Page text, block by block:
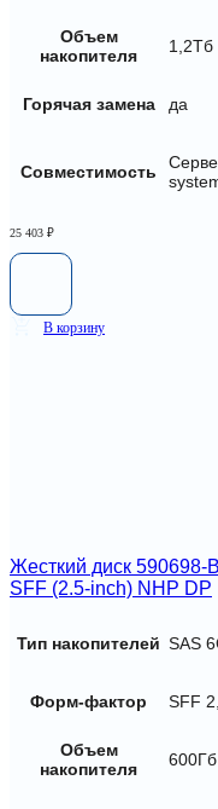
Объем
накопителя
1,2Тб
Горячая замена да
Совместимость
25 403 ₽
В корзину
Жесткий диск 590698-
SFF (2.5-inch) NHP DP
Тип накопителей SAS
Форм-фактор SFF
Объем
накопителя
600Гб